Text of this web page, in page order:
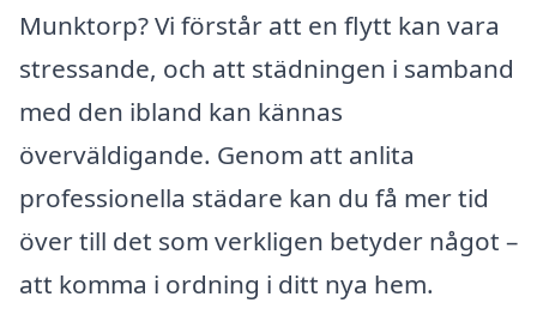
Munktorp? Vi förstår att en flytt kan vara
stressande, och att städningen i samband
med den ibland kan kännas
överväldigande. Genom att anlita
professionella städare kan du få mer tid
över till det som verkligen betyder något –
att komma i ordning i ditt nya hem.